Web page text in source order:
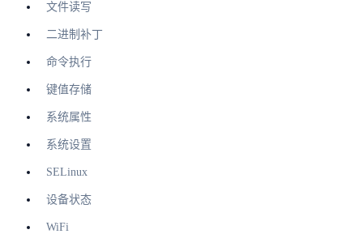
文件读写
二进制补丁
命令执行
键值存储
系统属性
系统设置
SELinux
设备状态
WiFi